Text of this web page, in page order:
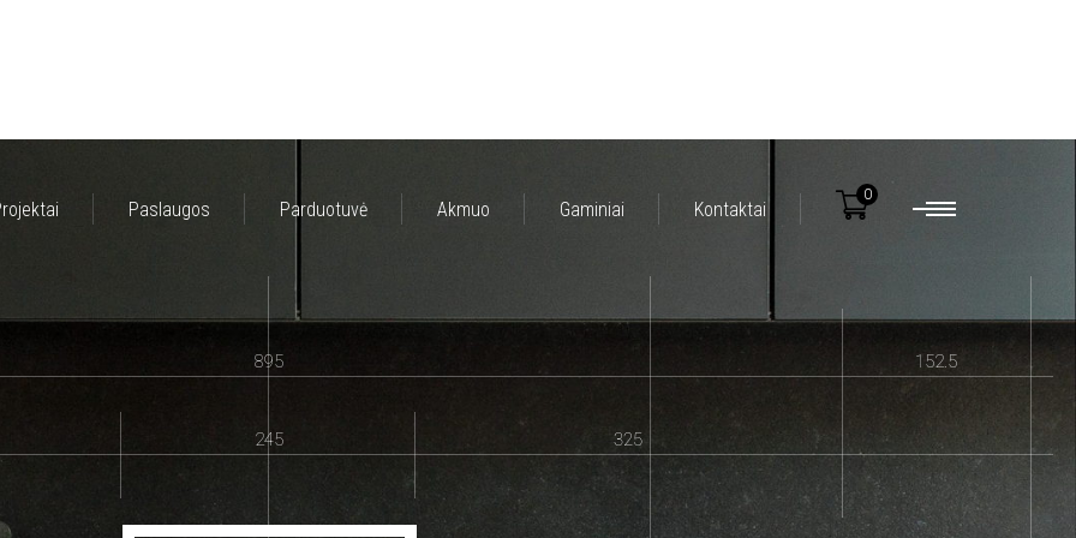
Paslaugos Parduotuvė Akmuo Gaminiai Kontaktai
0
895
245 325
152.5